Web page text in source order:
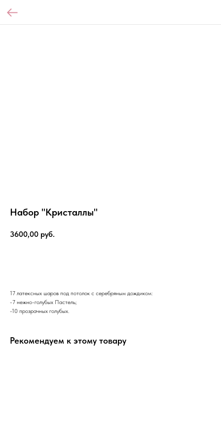
Набор "Кристаллы"
3600,00 руб.
17 латексных шаров под потолок с серебряным дождиком:
-7 нежно-голубых Пастель;
-10 прозрачных голубых.
Рекомендуем к этому товару